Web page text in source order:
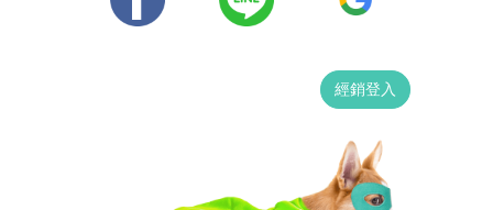
經銷登入